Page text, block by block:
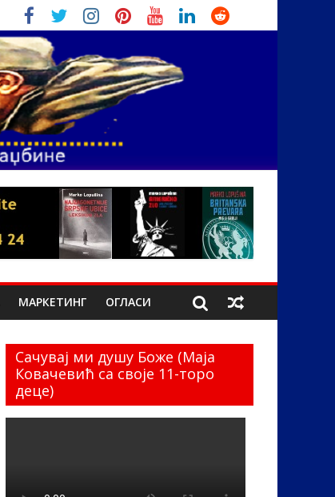
МАРКЕТИНГ ОГЛАСИ
Сачувај ми душу Боже (Маја
Ковачевић са своје 11-торо
деце)